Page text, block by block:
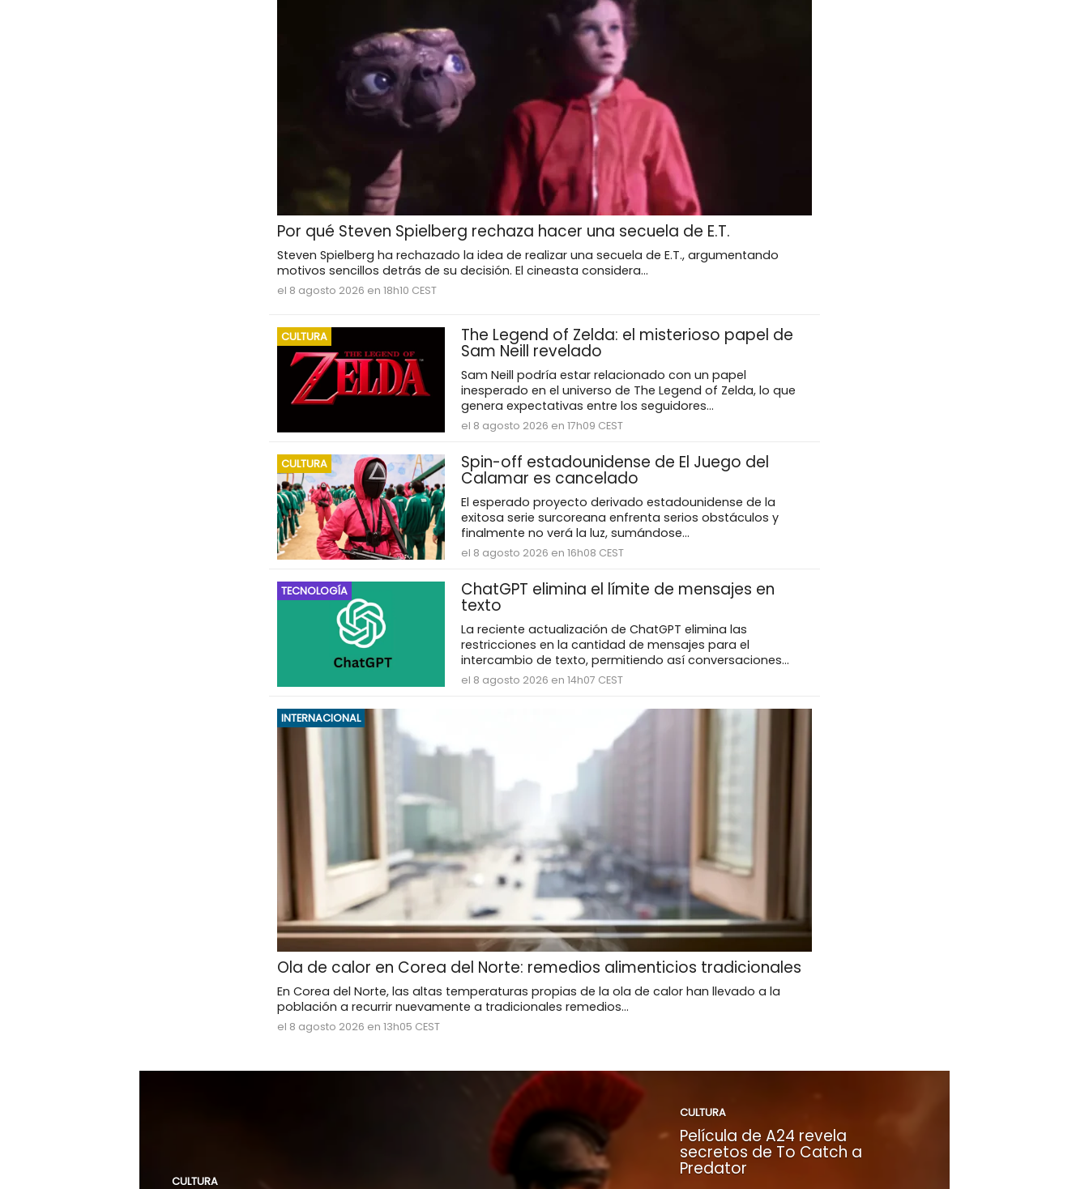
Por qué Steven Spielberg rechaza hacer una secuela de E.T.
Steven Spielberg ha rechazado la idea de realizar una secuela de E.T., argumentando
motivos sencillos detrás de su decisión. El cineasta considera...
el 8 agosto 2026 en 18h10 CEST
CULTURA The Legend of Zelda: el misterioso papel de
Sam Neill revelado
Sam Neill podría estar relacionado con un papel
inesperado en el universo de The Legend of Zelda, lo que
genera expectativas entre los seguidores...
el 8 agosto 2026 en 17h09 CEST
CULTURA Spin-off estadounidense de El Juego del
Calamar es cancelado
El esperado proyecto derivado estadounidense de la
exitosa serie surcoreana enfrenta serios obstáculos y
finalmente no verá la luz, sumándose...
el 8 agosto 2026 en 16h08 CEST
TECNOLOGÍA ChatGPT elimina el límite de mensajes en
texto
La reciente actualización de ChatGPT elimina las
restricciones en la cantidad de mensajes para el
intercambio de texto, permitiendo así conversaciones...
el 8 agosto 2026 en 14h07 CEST
INTERNACIONAL
Ola de calor en Corea del Norte: remedios alimenticios tradicionales
En Corea del Norte, las altas temperaturas propias de la ola de calor han llevado a la
población a recurrir nuevamente a tradicionales remedios...
el 8 agosto 2026 en 13h05 CEST
CULTURA
CULTURA
Película de A24 revela
secretos de To Catch a
Predator